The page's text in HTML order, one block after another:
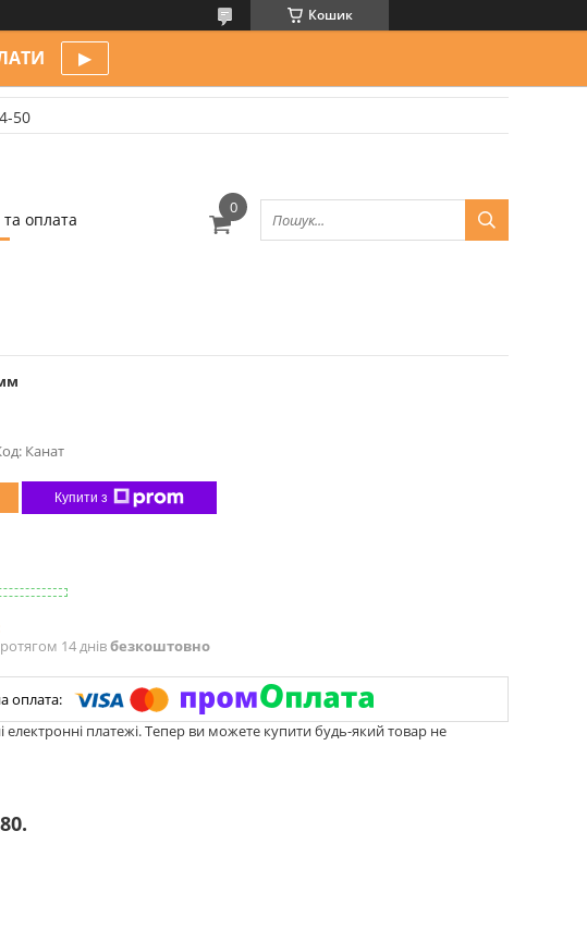
Кошик
▶
50
оплата
Канат
Купити з
14 днівбезкоштовно
електронні платежі. Тепер ви можете купити будь-який товар не